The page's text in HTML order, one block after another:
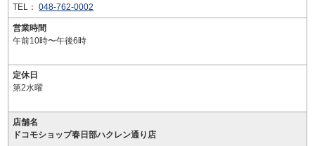
TEL： 048-762-0002
営業時間
午前10時〜午後6時
定休日
第2水曜
店舗名
ドコモショップ春日部ハクレン通り店